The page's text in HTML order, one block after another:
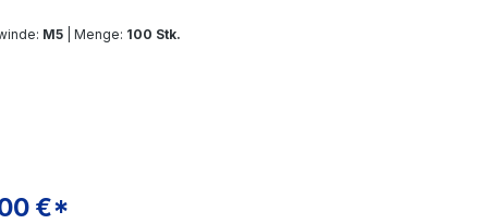
M5 | Menge: 100 Stk.
Preis:
€*